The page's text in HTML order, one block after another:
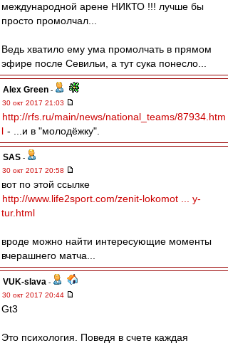
международной арене НИКТО !!! лучше бы
просто промолчал...
Ведь хватило ему ума промолчать в прямом
эфире после Севильи, а тут сука понесло...
Alex Green -
30 окт 2017 21:03
http://rfs.ru/main/news/national_teams/87934.htm
l - ...и в "молодёжку".
SAS -
30 окт 2017 20:58
вот по этой ссылке
http://www.life2sport.com/zenit-lokomot ... y-
tur.html
вроде можно найти интересующие моменты
вчерашнего матча...
VUK-slava -
30 окт 2017 20:44
Gt3
Это психология. Поведя в счете каждая